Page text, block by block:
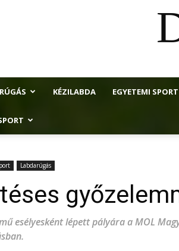
KÉZILABDA EGYETEMI SPORT
Labdarúgás
esélyesként lépett pályára a MOL